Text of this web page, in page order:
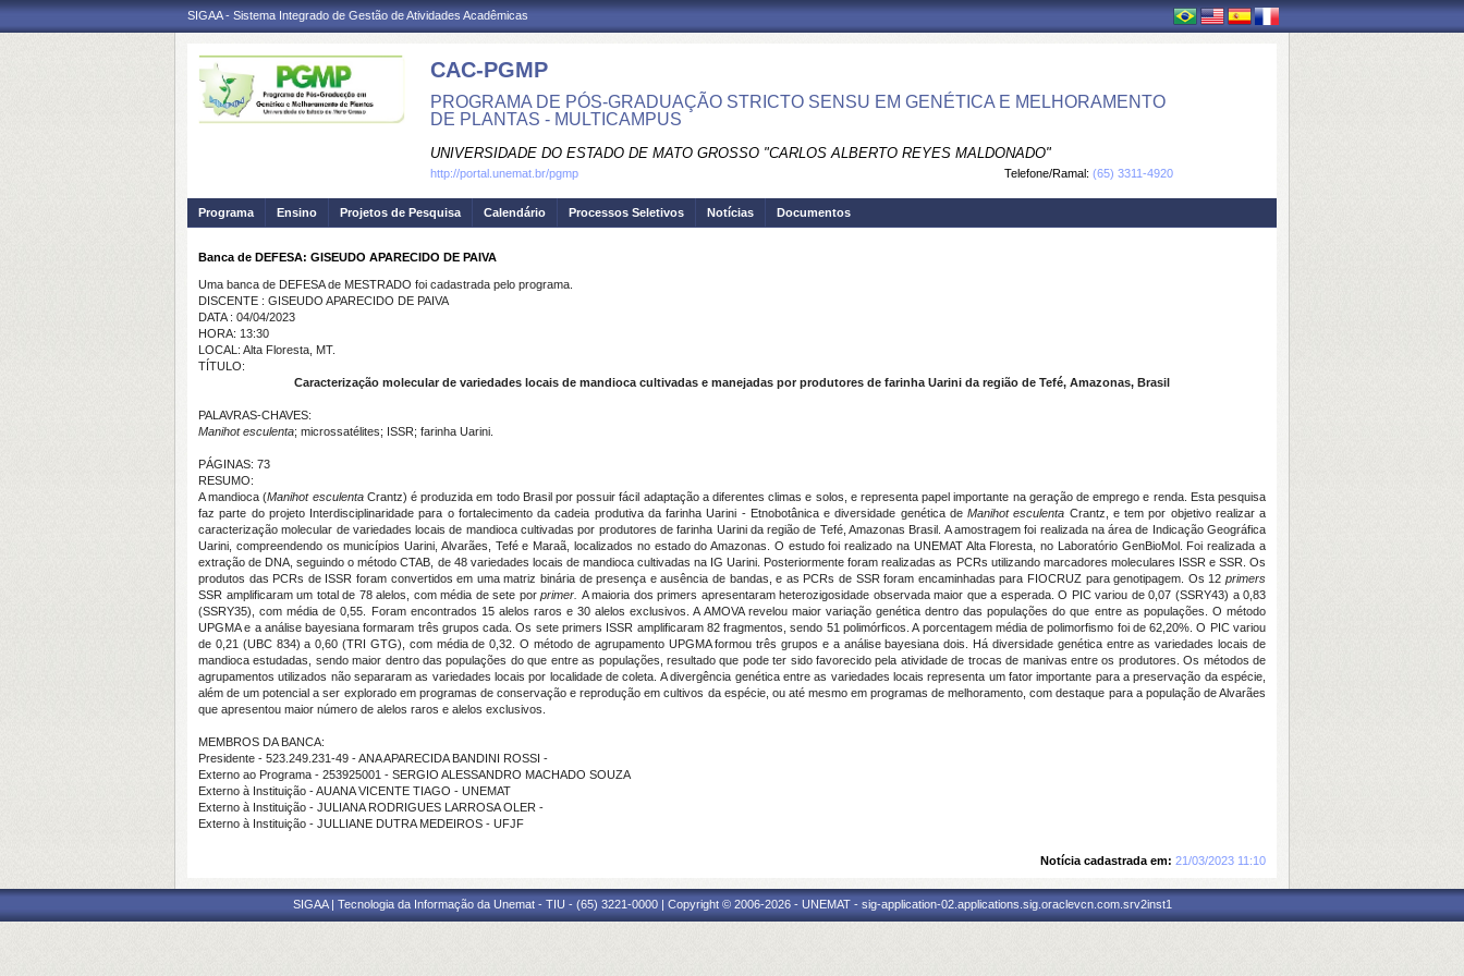
SIGAA - Sistema Integrado de Gestão de Atividades Acadêmicas
CAC-PGMP
PROGRAMA DE PÓS-GRADUAÇÃO STRICTO SENSU EM GENÉTICA E MELHORAMENTO
DE PLANTAS - MULTICAMPUS
UNIVERSIDADE DO ESTADO DE MATO GROSSO "CARLOS ALBERTO REYES MALDONADO"
Telefone/Ramal: (65) 3311-4920
http://portal.unemat.br/pgmp
Programa Ensino Projetos de Pesquisa Calendário Processos Seletivos Notícias Documentos
Banca de DEFESA: GISEUDO APARECIDO DE PAIVA
Uma banca de DEFESA de MESTRADO foi cadastrada pelo programa.
DISCENTE : GISEUDO APARECIDO DE PAIVA
DATA : 04/04/2023
HORA: 13:30
LOCAL: Alta Floresta, MT.
TÍTULO:
Caracterização molecular de variedades locais de mandioca cultivadas e manejadas por produtores de farinha Uarini da região de Tefé, Amazonas, Brasil
PALAVRAS-CHAVES:
Manihot esculenta; microssatélites; ISSR; farinha Uarini.
PÁGINAS: 73
RESUMO:
A mandioca (Manihot esculentaCrantz) é produzida em todo Brasil por possuir fácil adaptação a diferentes climas e solos, e representa papel importante na geração de emprego e renda. Esta pesquisa
faz parte do projeto Interdisciplinaridade para o fortalecimento da cadeia produtiva da farinha Uarini - Etnobotânica e diversidade genética de Manihot esculenta Crantz, e tem por objetivo realizar a
caracterização molecular de variedades locais de mandioca cultivadas por produtores de farinha Uarini da região de Tefé, Amazonas Brasil. A amostragem foi realizada na área de Indicação Geográfica
Uarini, compreendendo os municípios Uarini, Alvarães, Tefé e Maraã, localizados no estado do Amazonas. O estudo foi realizado na UNEMAT Alta Floresta, no Laboratório GenBioMol. Foi realizada a
extração de DNA, seguindo o método CTAB, de 48 variedades locais de mandioca cultivadas na IG Uarini. Posteriormente foram realizadas as PCRs utilizando marcadores moleculares ISSR e SSR. Os
produtos das PCRs de ISSR foram convertidos em uma matriz binária de presença e ausência de bandas, e as PCRs de SSR foram encaminhadas para FIOCRUZ para genotipagem. Os 12 primers
SSR amplificaram um total de 78 alelos, com média de sete porprimer. A maioria dos primers apresentaram heterozigosidade observada maior que a esperada. O PIC variou de 0,07 (SSRY43) a 0,83
(SSRY35), com média de 0,55. Foram encontrados 15 alelos raros e 30 alelos exclusivos. A AMOVA revelou maior variação genética dentro das populações do que entre as populações. O método
UPGMA e a análise bayesiana formaram três grupos cada. Os sete primers ISSR amplificaram 82 fragmentos, sendo 51 polimórficos. A porcentagem média de polimorfismo foi de 62,20%. O PIC variou
de 0,21 (UBC 834) a 0,60 (TRI GTG), com média de 0,32. O método de agrupamento UPGMA formou três grupos e a análise bayesiana dois. Há diversidade genética entre as variedades locais de
mandioca estudadas, sendo maior dentro das populações do que entre as populações, resultado que pode ter sido favorecido pela atividade de trocas de manivas entre os produtores. Os métodos de
agrupamentos utilizados não separaram as variedades locais por localidade de coleta. A divergência genética entre as variedades locais representa um fator importante para a preservação da espécie,
além de um potencial a ser explorado em programas de conservação e reprodução em cultivos da espécie, ou até mesmo em programas de melhoramento, com destaque para a população de Alvarães
que apresentou maior número de alelos raros e alelos exclusivos.
MEMBROS DA BANCA:
Presidente - 523.249.231-49 - ANA APARECIDA BANDINI ROSSI -
Externo ao Programa - 253925001 - SERGIO ALESSANDRO MACHADO SOUZA
Externo à Instituição - AUANA VICENTE TIAGO - UNEMAT
Externo à Instituição - JULIANA RODRIGUES LARROSA OLER -
Externo à Instituição - JULLIANE DUTRA MEDEIROS - UFJF
Notícia cadastrada em: 21/03/2023 11:10
SIGAA | Tecnologia da Informação da Unemat - TIU - (65) 3221-0000 | Copyright © 2006-2026 - UNEMAT - sig-application-02.applications.sig.oraclevcn.com.srv2inst1